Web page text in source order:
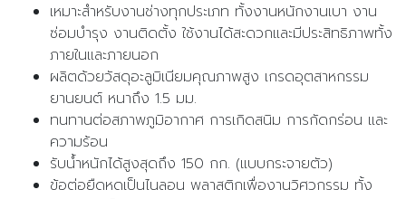
เหมาะสำหรับงานช่างทุกประเภท ทั้งงานหนักงานเบา งาน
ซ่อมบำรุง งานติดตั้ง ใช้งานได้สะดวกและมีประสิทธิภาพทั้ง
ภายในและภายนอก
ผลิตด้วยวัสดุอะลูมิเนียมคุณภาพสูง เกรดอุตสาหกรรม
ยานยนต์ หนาถึง 1.5 มม.
ทนทานต่อสภาพภูมิอากาศ การเกิดสนิม การกัดกร่อน และ
ความร้อน
รับน้ำหนักได้สูงสุดถึง 150 กก. (แบบกระจายตัว)
ข้อต่อยืดหดเป็นไนลอน พลาสติกเพื่องานวิศวกรรม ทั้ง